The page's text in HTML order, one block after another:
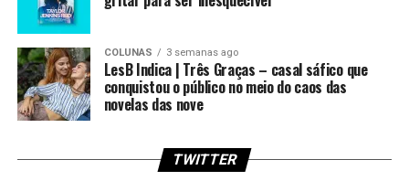
COLUNAS 3 semanas ago
LesB Indica | Três Graças – casal sáfico que
conquistou o público no meio do caos das
novelas das nove
TWITTER